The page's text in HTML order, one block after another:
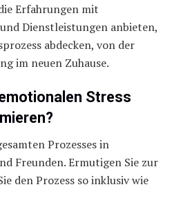
Erfahrungen mit
Dienstleistungen anbieten,
abdecken, von der
im neuen Zuhause.
Stress
Prozesses in
Freunden. Ermutigen Sie zur
den Prozess so inklusiv wie